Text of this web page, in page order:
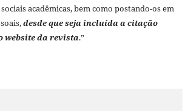
acadêmicas, bem como postando-os em
desde que seja incluída a citação
website da revista.”